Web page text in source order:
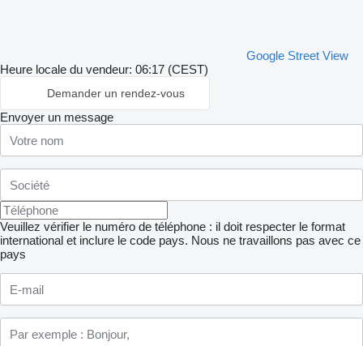
Google Street View
Heure locale du vendeur: 06:17 (CEST)
Demander un rendez-vous
Envoyer un message
Veuillez vérifier le numéro de téléphone : il doit respecter le format
international et inclure le code pays. Nous ne travaillons pas avec ce
pays